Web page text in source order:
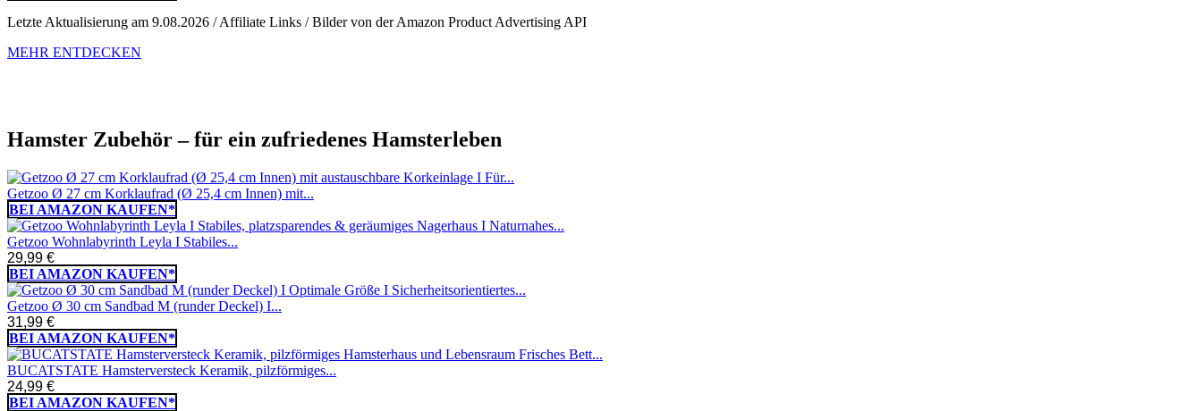
Letzte Aktualisierung am 9.08.2026 / Affiliate Links / Bilder von der Amazon Product Advertising API
MEHR ENTDECKEN
Hamster Zubehör – für ein zufriedenes Hamsterleben
Getzoo Ø 27 cm Korklaufrad (Ø 25,4 cm Innen) mit...
BEI AMAZON KAUFEN*
Getzoo Wohnlabyrinth Leyla I Stabiles...
29,99 €
BEI AMAZON KAUFEN*
Getzoo Ø 30 cm Sandbad M (runder Deckel) I...
31,99 €
BEI AMAZON KAUFEN*
BUCATSTATE Hamsterversteck Keramik, pilzförmiges...
24,99 €
BEI AMAZON KAUFEN*